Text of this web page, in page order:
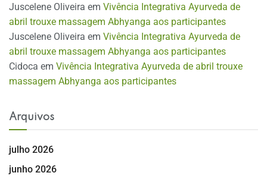
Juscelene Oliveira em Vivência Integrativa Ayurveda de
abril trouxe massagem Abhyanga aos participantes
Juscelene Oliveira em Vivência Integrativa Ayurveda de
abril trouxe massagem Abhyanga aos participantes
Cidoca em Vivência Integrativa Ayurveda de abril trouxe
massagem Abhyanga aos participantes
Arquivos
julho 2026
junho 2026